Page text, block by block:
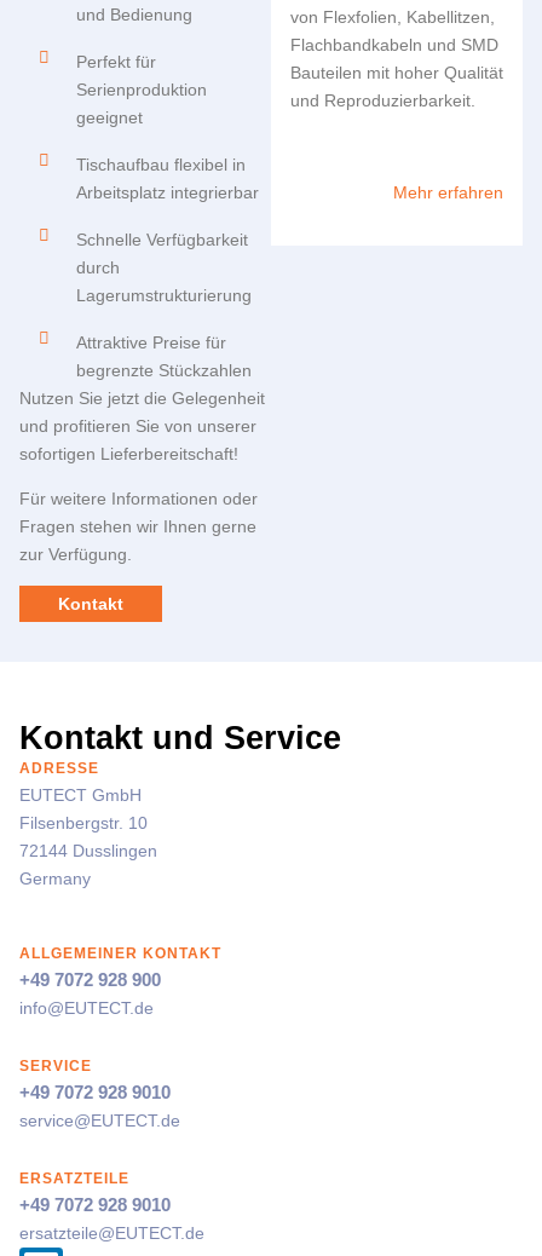
und Bedienung
Perfekt für
Serienproduktion
geeignet
Tischaufbau flexibel in
Arbeitsplatz integrierbar
Schnelle Verfügbarkeit
durch
Lagerumstrukturierung
Attraktive Preise für
begrenzte Stückzahlen
Nutzen Sie jetzt die Gelegenheit
und profitieren Sie von unserer
sofortigen Lieferbereitschaft!
Für weitere Informationen oder
Fragen stehen wir Ihnen gerne
zur Verfügung.
Kontakt
von Flexfolien, Kabellitzen,
Flachbandkabeln und SMD
Bauteilen mit hoher Qualität
und Reproduzierbarkeit.
Mehr erfahren
Kontakt und Service
ADRESSE
EUTECT GmbH
Filsenbergstr. 10
72144 Dusslingen
Germany
ALLGEMEINER KONTAKT
+49 7072 928 900
info@EUTECT.de
SERVICE
+49 7072 928 9010
service@EUTECT.de
ERSATZTEILE
+49 7072 928 9010
ersatzteile@EUTECT.de